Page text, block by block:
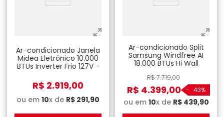
Ar-condicionado Janela
Midea Eletrônico 10.000
BTUs Inverter Frio 127V -
R$ 2.919,00
ou em 10x de R$ 291,90
Ar-condicionado Split
Samsung Windfree AI
18.000 BTUs Hi Wall
R$7.719,00
R$ 4.399,00 - 43%
ou em 10x de R$ 439,90